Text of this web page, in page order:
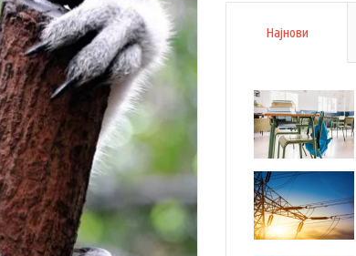
Најнови